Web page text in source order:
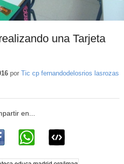
una Tarjeta
por Tic cp fernandodelosrios lasrozas